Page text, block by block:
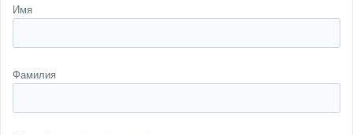
Имя
Фамилия